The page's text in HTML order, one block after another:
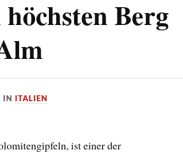
Berg
IN ITALIEN
ist einer der